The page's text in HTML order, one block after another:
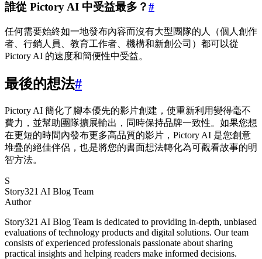
誰從 Pictory AI 中受益最多？#
任何需要始終如一地發布內容而沒有大型團隊的人（個人創作
者、行銷人員、教育工作者、機構和新創公司）都可以從
Pictory AI 的速度和簡便性中受益。
最後的想法#
Pictory AI 簡化了腳本優先的影片創建，使重新利用變得毫不
費力，並幫助團隊擴展輸出，同時保持品牌一致性。如果您想
在更短的時間內發布更多高品質的影片，Pictory AI 是您創意
堆疊的絕佳伴侶，也是將您的書面想法轉化為可觀看故事的明
智方法。
S
Story321 AI Blog Team
Author
Story321 AI Blog Team is dedicated to providing in-depth, unbiased
evaluations of technology products and digital solutions. Our team
consists of experienced professionals passionate about sharing
practical insights and helping readers make informed decisions.